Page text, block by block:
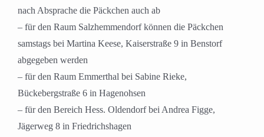
nach Absprache die Päckchen auch ab
– für den Raum Salzhemmendorf können die Päckchen
samstags bei Martina Keese, Kaiserstraße 9 in Benstorf
abgegeben werden
– für den Raum Emmerthal bei Sabine Rieke,
Bückebergstraße 6 in Hagenohsen
– für den Bereich Hess. Oldendorf bei Andrea Figge,
Jägerweg 8 in Friedrichshagen